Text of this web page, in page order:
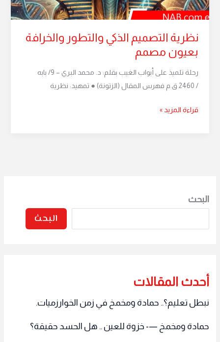
نظرية التصميم الذكي والتطور والخرافة
بعيون مصمم
رحلة تلميذ على أبواب الغيب بقلم: د. محمد البري – 9/ بابه
/ 2460 ق.م فهرس المقال (الزتونة) ● تمهيد: نظرية
قراءة المزيد »
البحث
البحث
أحدث المقالات
نبطل تعليم؟.. حمادة ومخمخ في زمن الخوارزميات.
حمادة ومخمخ —- خزوة للعين .. هل الحسد حقيقة؟